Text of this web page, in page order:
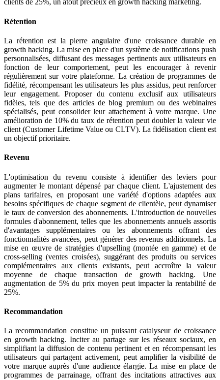
clients de 25%, un atout précieux en growth hacking marketing.
Rétention
La rétention est la pierre angulaire d'une croissance durable en
growth hacking. La mise en place d'un système de notifications push
personnalisées, diffusant des messages pertinents aux utilisateurs en
fonction de leur comportement, peut les encourager à revenir
régulièrement sur votre plateforme. La création de programmes de
fidélité, récompensant les utilisateurs les plus assidus, peut renforcer
leur engagement. Proposer du contenu exclusif aux utilisateurs
fidèles, tels que des articles de blog premium ou des webinaires
spécialisés, peut consolider leur attachement à votre marque. Une
amélioration de 10% du taux de rétention peut doubler la valeur vie
client (Customer Lifetime Value ou CLTV). La fidélisation client est
un objectif prioritaire.
Revenu
L'optimisation du revenu consiste à identifier des leviers pour
augmenter le montant dépensé par chaque client. L'ajustement des
plans tarifaires, en proposant une variété d'options adaptées aux
besoins spécifiques de chaque segment de clientèle, peut dynamiser
le taux de conversion des abonnements. L'introduction de nouvelles
formules d'abonnement, telles que les abonnements annuels assortis
d'avantages supplémentaires ou les abonnements offrant des
fonctionnalités avancées, peut générer des revenus additionnels. La
mise en œuvre de stratégies d'upselling (montée en gamme) et de
cross-selling (ventes croisées), suggérant des produits ou services
complémentaires aux clients existants, peut accroître la valeur
moyenne de chaque transaction de growth hacking. Une
augmentation de 5% du prix moyen peut impacter la rentabilité de
25%.
Recommandation
La recommandation constitue un puissant catalyseur de croissance
en growth hacking. Inciter au partage sur les réseaux sociaux, en
simplifiant la diffusion de contenu pertinent et en récompensant les
utilisateurs qui partagent activement, peut amplifier la visibilité de
votre marque auprès d'une audience élargie. La mise en place de
programmes de parrainage, offrant des incitations attractives aux